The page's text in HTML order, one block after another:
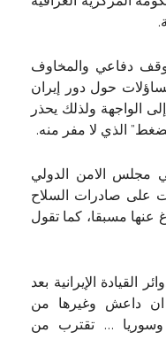
دفاعي والمخاوف
حول دور إيران
الواجهة ولذلك يحذر
الذي لا مفر منه.
مجلس الامن الدولي
على صادرات السلاح
عنها مسبقا، كما تقول
القيادة الإيرانية بعد
ان داعش وغيرها من
وسوريا … تقترب من